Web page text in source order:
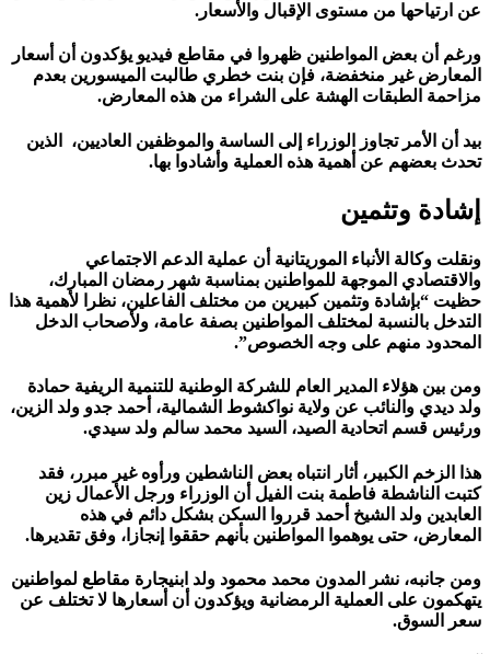
عن ارتياحها من مستوى الإقبال والأسعار.
ورغم أن بعض المواطنين ظهروا في مقاطع فيديو يؤكدون أن أسعار
المعارض غير منخفضة، فإن بنت خطري طالبت الميسورين بعدم
مزاحمة الطبقات الهشة على الشراء من هذه المعارض.
بيد أن الأمر تجاوز الوزراء إلى الساسة والموظفين العاديين، الذين
تحدث بعضهم عن أهمية هذه العملية وأشادوا بها.
إشادة وتثمين
ونقلت وكالة الأنباء الموريتانية أن عملية الدعم الاجتماعي
والاقتصادي الموجهة للمواطنين بمناسبة شهر رمضان المبارك،
حظيت “بإشادة وتثمين كبيرين من مختلف الفاعلين، نظرا لأهمية هذا
التدخل بالنسبة لمختلف المواطنين بصفة عامة، ولأصحاب الدخل
المحدود منهم على وجه الخصوص”.
ومن بين هؤلاء المدير العام للشركة الوطنية للتنمية الريفية حمادة
ولد ديدي والنائب عن ولاية نواكشوط الشمالية، أحمد جدو ولد الزين،
ورئيس قسم اتحادية الصيد، السيد محمد سالم ولد سيدي.
هذا الزخم الكبير، أثار انتباه بعض الناشطين ورأوه غير مبرر، فقد
كتبت الناشطة فاطمة بنت الفيل أن الوزراء ورجل الأعمال زين
العابدين ولد الشيخ أحمد قرروا السكن بشكل دائم في هذه
المعارض، حتى يوهموا المواطنين بأنهم حققوا إنجازا، وفق تقديرها.
ومن جانبه، نشر المدون محمد محمود ولد ابنيجارة مقاطع لمواطنين
يتهكمون على العملية الرمضانية ويؤكدون أن أسعارها لا تختلف عن
سعر السوق.